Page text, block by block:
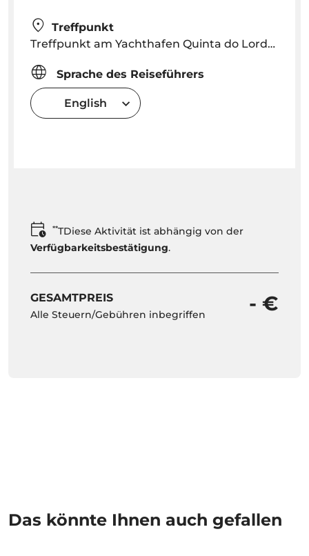
Treffpunkt
Treffpunkt am Yachthafen Quinta do Lorde – kostenloser Transfer von den Hotels in Funchal zur Yacht
Sprache des Reiseführers
English
**TDiese Aktivität ist abhängig von der
Verfügbarkeitsbestätigung.
GESAMTPREIS
Alle Steuern/Gebühren inbegriffen - €
Das könnte Ihnen auch gefallen